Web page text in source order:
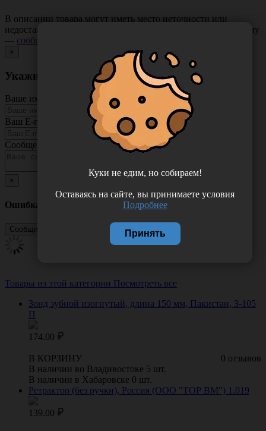
В описании товара могут иметь место неточности или
недостающая информация. Если вы заметили такую проблему
— сообщите нам
×
Укажите неточность в описании товара
Ваше имя
Ваш E-mail
Сообщение
×
Ошибка
Товары из этой категории Посмотреть все
Зонд зубной изогнутый, длина 150 мм, Пакистан, З-105
П
174.00
0 отзывов
В КОРЗИНУ
В наличии во Владивостоке 5 шт.
В наличии в Хабаровске 0 шт.
Ретрактор (без ручки), Россия (ООО "ТОР ВМ") 1.019
139.00
Куки не едим, но собираем!
Оставаясь на сайте, вы принимаете условия
Подробнее
Принять